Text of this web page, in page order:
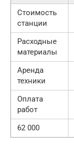
Стоимость
станции
Расходные
материалы
Аренда
техники
Оплата
работ
62 000